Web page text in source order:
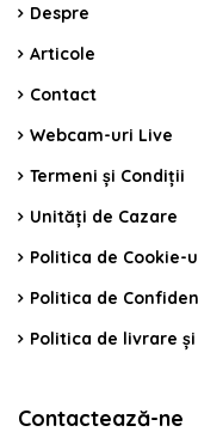
Despre
Articole
Contact
Webcam-uri Live
Termeni și Condiții
Unități de Cazare
Politica de Cookie-
Politica de
Politica de livrare
Contactează-ne